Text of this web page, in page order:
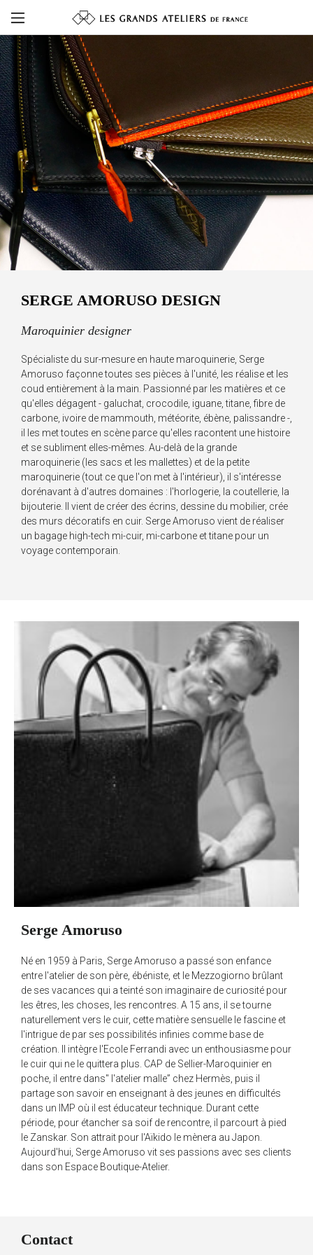
SERGE AMORUSO DESIGN
Maroquinier designer
Spécialiste du sur-mesure en haute maroquinerie, Serge
Amoruso façonne toutes ses pièces à l'unité, les réalise et les
coud entièrement à la main. Passionné par les matières et ce
qu'elles dégagent - galuchat, crocodile, iguane, titane, fibre de
carbone, ivoire de mammouth, météorite, ébène, palissandre -,
il les met toutes en scène parce qu'elles racontent une histoire
et se subliment elles-mêmes. Au-delà de la grande
maroquinerie (les sacs et les mallettes) et de la petite
maroquinerie (tout ce que l'on met à l'intérieur), il s'intéresse
dorénavant à d'autres domaines : l'horlogerie, la coutellerie, la
bijouterie. Il vient de créer des écrins, dessine du mobilier, crée
des murs décoratifs en cuir. Serge Amoruso vient de réaliser
un bagage high-tech mi-cuir, mi-carbone et titane pour un
voyage contemporain.
Serge Amoruso
Né en 1959 à Paris, Serge Amoruso a passé son enfance
entre l'atelier de son père, ébéniste, et le Mezzogiorno brûlant
de ses vacances qui a teinté son imaginaire de curiosité pour
les êtres, les choses, les rencontres. A 15 ans, il se tourne
naturellement vers le cuir, cette matière sensuelle le fascine et
l'intrigue de par ses possibilités infinies comme base de
création. Il intègre l'Ecole Ferrandi avec un enthousiasme pour
le cuir qui ne le quittera plus. CAP de Sellier-Maroquinier en
poche, il entre dans" l'atelier malle” chez Hermès, puis il
partage son savoir en enseignant à des jeunes en difficultés
dans un IMP où il est éducateur technique. Durant cette
période, pour étancher sa soif de rencontre, il parcourt à pied
le Zanskar. Son attrait pour l'Aïkido le mènera au Japon.
Aujourd'hui, Serge Amoruso vit ses passions avec ses clients
dans son Espace Boutique-Atelier.
Contact